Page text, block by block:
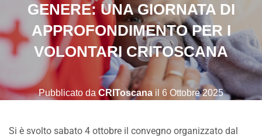
GENERE: UNA GIORNATA DI
APPROFONDIMENTO PER I
VOLONTARI CRITOSCANA
Pubblicato da CRIToscana il 6 Ottobre 2025
Si è svolto sabato 4 ottobre il convegno organizzato dal